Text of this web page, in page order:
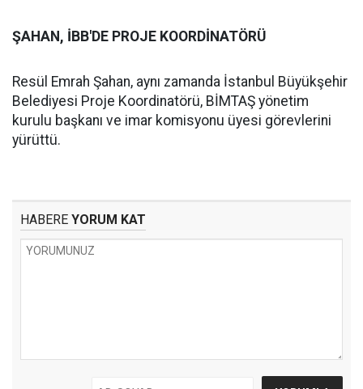
ŞAHAN, İBB'DE PROJE KOORDİNATÖRÜ
Resül Emrah Şahan, aynı zamanda İstanbul Büyükşehir
Belediyesi Proje Koordinatörü, BİMTAŞ yönetim
kurulu başkanı ve imar komisyonu üyesi görevlerini
yürüttü.
HABERE YORUM KAT